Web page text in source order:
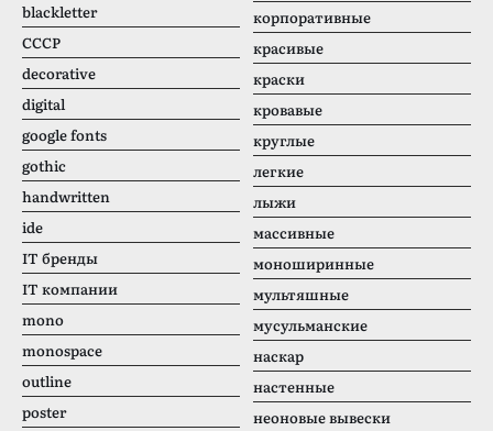
blackletter
CCCР
decorative
digital
google fonts
gothic
handwritten
ide
IT бренды
IT компании
mono
monospace
outline
poster
корпоративные
красивые
краски
кровавые
круглые
легкие
лыжи
массивные
моноширинные
мультяшные
мусульманские
наскар
настенные
неоновые вывески